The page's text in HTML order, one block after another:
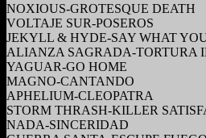
NOXIOUS-GROTESQUE DEATH
VOLTAJE SUR-POSEROS
JEKYLL & HYDE-SAY WHAT
ALIANZA SAGRADA-TORTURA
YAGUAR-GO HOME
MAGNO-CANTANDO
APHELIUM-CLEOPATRA
STORM THRASH-KILLER
NADA-SINCERIDAD